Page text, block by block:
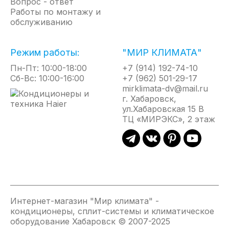
внутреннего блока через приложение
(iOS/Android).
с повышенной очищающей способностью.
Функция дежурного нагрева позволяет
поддерживать температуру +8 градусов Цельсия
во временно нежилых помещениях для
предотвращения замерзания и порчи внутренней
Реализованы все современные функции:
турборежим, Smart Clean, таймер до 24 ч,
Мульти сплит-система FUNAI KIRIGAMI позволяет
свободно компоновать внутренние блоки
настенного и канального типов (как
Работы по монтажу и
обслуживанию
Режим работы:
Пн-Пт: 10:00-18:00
Сб-Вс: 10:00-16:00
"МИР КЛИМАТА"
+7 (914) 192-74-10
+7 (962) 501-29-17
mirklimata-dv@mail.ru
г. Хабаровск,
ул.Хабаровская 15 В
ТЦ «МИРЭКС», 2 этаж
Интернет-магазин "Мир климата" -
кондиционеры, сплит-системы и климатическое
оборудование Хабаровск © 2007-2025